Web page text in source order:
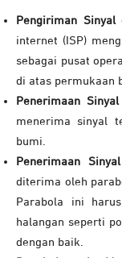
Pengiriman Sinyal
internet (ISP)
sebagai pusat
di atas permukaan
Penerimaan
menerima sinyal
bumi.
Penerimaan
diterima oleh
Parabola ini
halangan seperti
dengan baik.